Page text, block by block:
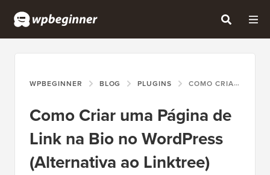
WPBEGINNER BLOG PLUGINS COMO CRIAR UMA PÁGINA DE LINK NA BIO NO WORDPRESS (ALTERNATIVA AO LINKTREE)
Como Criar uma Página de
Link na Bio no WordPress
(Alternativa ao Linktree)